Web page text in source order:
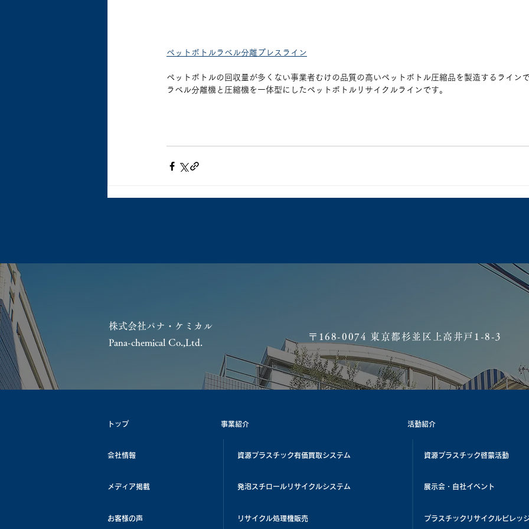
ペットボトルラベル分離プレスライン
ペットボトルの回収量が多くない事業者むけの品質の高いペットボトル圧縮品を製造するライン
ラベル分離機と圧縮機を一体型にしたペットボトルリサイクルラインです。
株式会社パナ・ケミカル
Pana-chemical Co.,Ltd.
​〒168-0074 東京都杉並区上高井戸1-8-3
トップ
会社情報
メディア掲載
事業紹介
資源プラスチック有価買取システム
発泡スチロールリサイクルシステム
活動紹介
資源プラスチック啓蒙活動
展示会・自社イベント
お客様の声 リサイクル処理機販売 プラスチックリサイクルビレッ